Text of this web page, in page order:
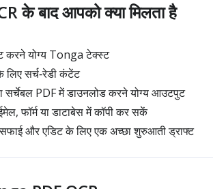
के बाद आपको क्या मिलता है
करने योग्य Tonga टेक्स्ट
सर्च‑रेडी कंटेंट
PDF में डाउनलोड करने योग्य आउटपुट
फॉर्म या डाटाबेस में कॉपी कर सकें
और एडिट के लिए एक अच्छा शुरुआती ड्राफ्ट